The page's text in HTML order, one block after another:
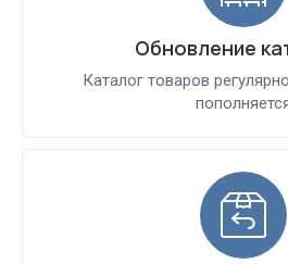
Обновление
Каталог товаров